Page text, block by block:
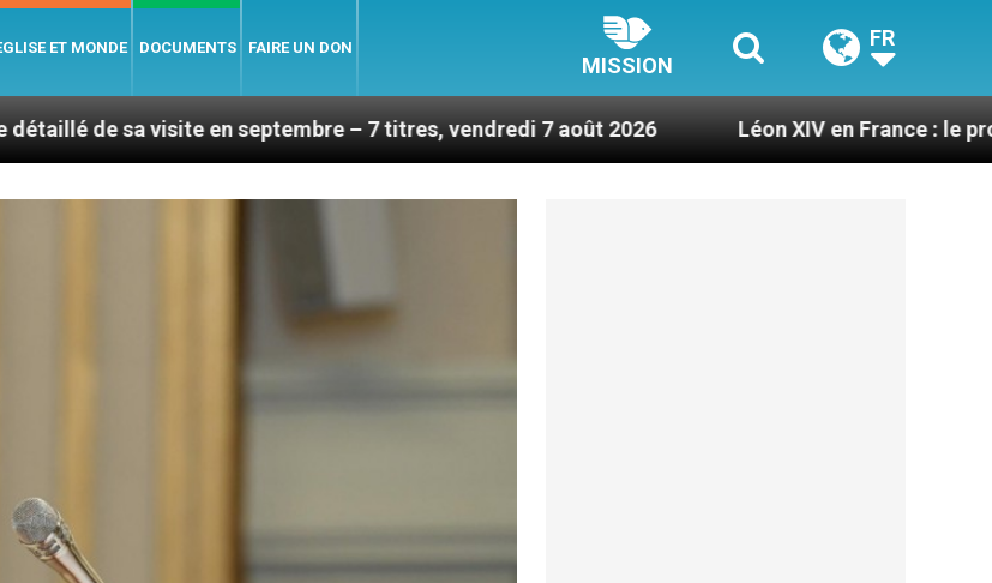
ET MONDE DOCUMENTS FAIRE UN DON
MISSION
FR
en septembre – 7 titres, vendredi 7 août 2026 Léon XIV en France : le programme